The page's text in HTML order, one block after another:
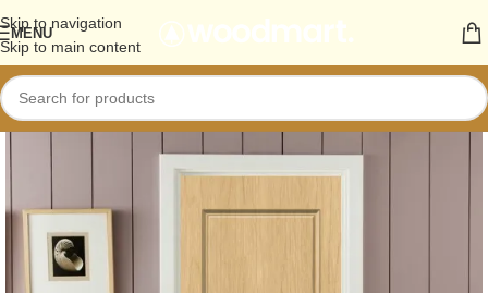
Skip to navigation
Skip to main content
MENU